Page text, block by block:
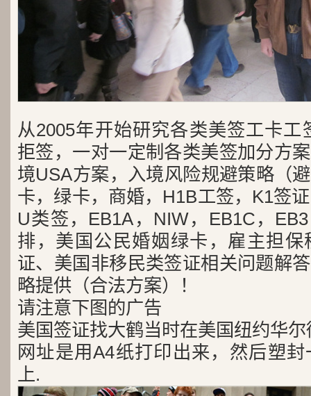
从2005年开始研究各类美签工卡工
拒签，一对一定制各类美签加分方
境USA方案，入境风险规避策略（
卡，绿卡，商婚，H1B工签，K1签
U类签，EB1A，NIW，EB1C，
排，美国公民婚姻绿卡，雇主担
证、美国非移民类签证相关问题解
略提供（合法方案）！
请注意下图的广告
美国签证找大鹤当时在美国纽约华
网址是用A4纸打印出来，然后塑
上.